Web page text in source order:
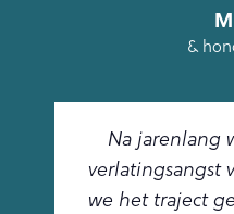
&
Na jarenlang
verlatingsangst
we het traject